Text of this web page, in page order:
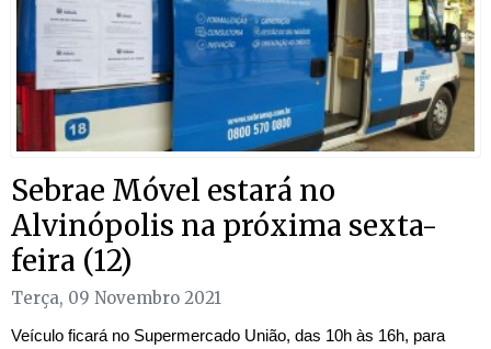
Sebrae Móvel estará no
Alvinópolis na próxima sexta-
feira (12)
Terça, 09 Novembro 2021
Veículo ficará no Supermercado União, das 10h às 16h, para